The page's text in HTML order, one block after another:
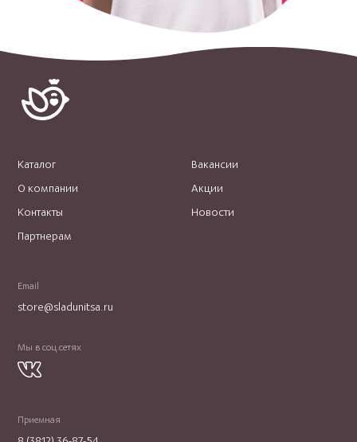
Каталог
О компании
Контакты
Партнерам
Вакансии
Акции
Новости
Email
store@sladunitsa.ru
Мы в соц.сетях
Приемная